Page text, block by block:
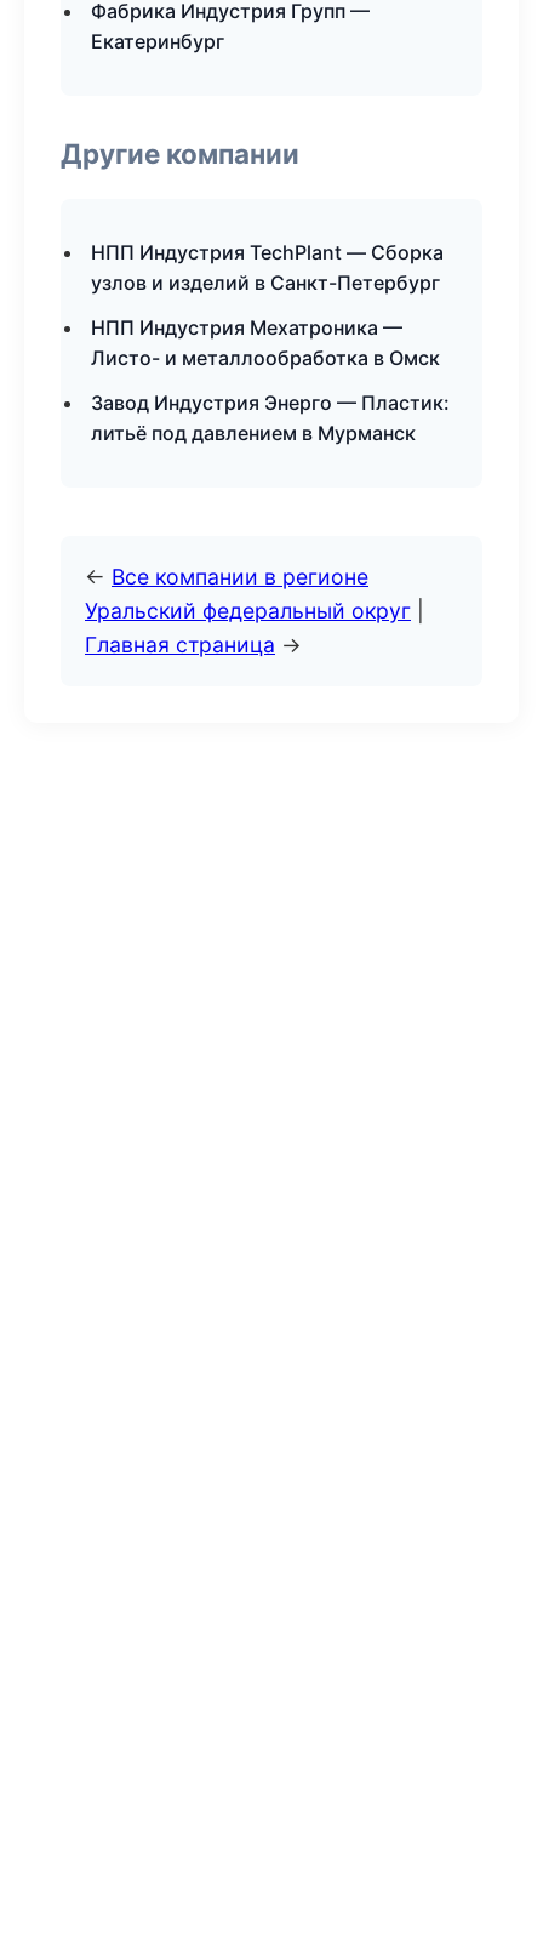
Фабрика Индустрия Групп —
Екатеринбург
Другие компании
НПП Индустрия TechPlant — Сборка
узлов и изделий в Санкт-Петербург
НПП Индустрия Мехатроника —
Листо- и металлообработка в Омск
Завод Индустрия Энерго — Пластик:
литьё под давлением в Мурманск
← Все компании в регионе
Уральский федеральный округ
Главная страница →